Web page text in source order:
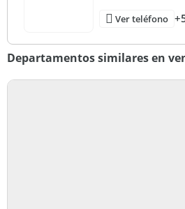
Ver teléfono
Departamentos similares en